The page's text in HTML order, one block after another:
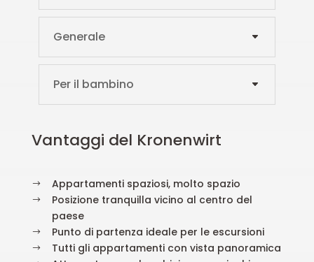
Generale
Per il bambino
Vantaggi del Kronenwirt
$ Appartamenti spaziosi, molto spazio
$
Posizione tranquilla vicino al centro del
paese
$ Punto di partenza ideale per le escursioni
$ Tutti gli appartamenti con vista panoramica